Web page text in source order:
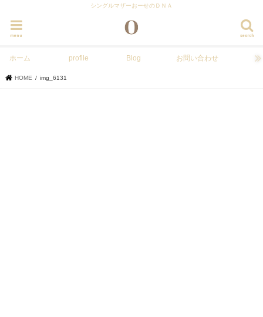
シングルマザーおーせのＤＮＡ
search
menu
ホーム profile Blog お問い合わせ
HOME img_6131